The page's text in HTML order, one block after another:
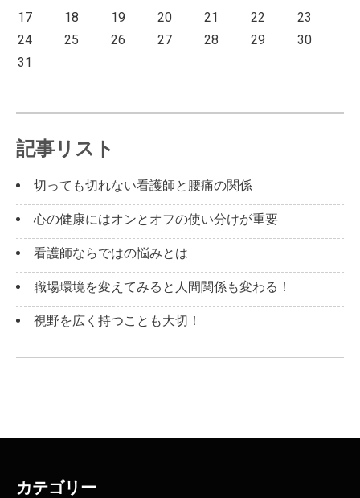
17
18 19 20 21 22
23
24
25 26 27 28 29
30
31
記事リスト
切っても切れない看護師と腰痛の関係
心の健康にはオンとオフの使い分けが重要
看護師ならではの悩みとは
職場環境を変えてみると人間関係も変わる！
視野を広く持つことも大切！
カテゴリー